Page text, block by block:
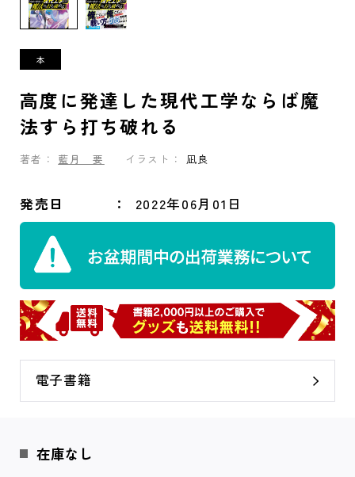
高度に発達した現代工学ならば魔
法すら打ち破れる
著者： 藍月 要 イラスト： 凪良
発売日 2022年06月01日
電子書籍
在庫なし